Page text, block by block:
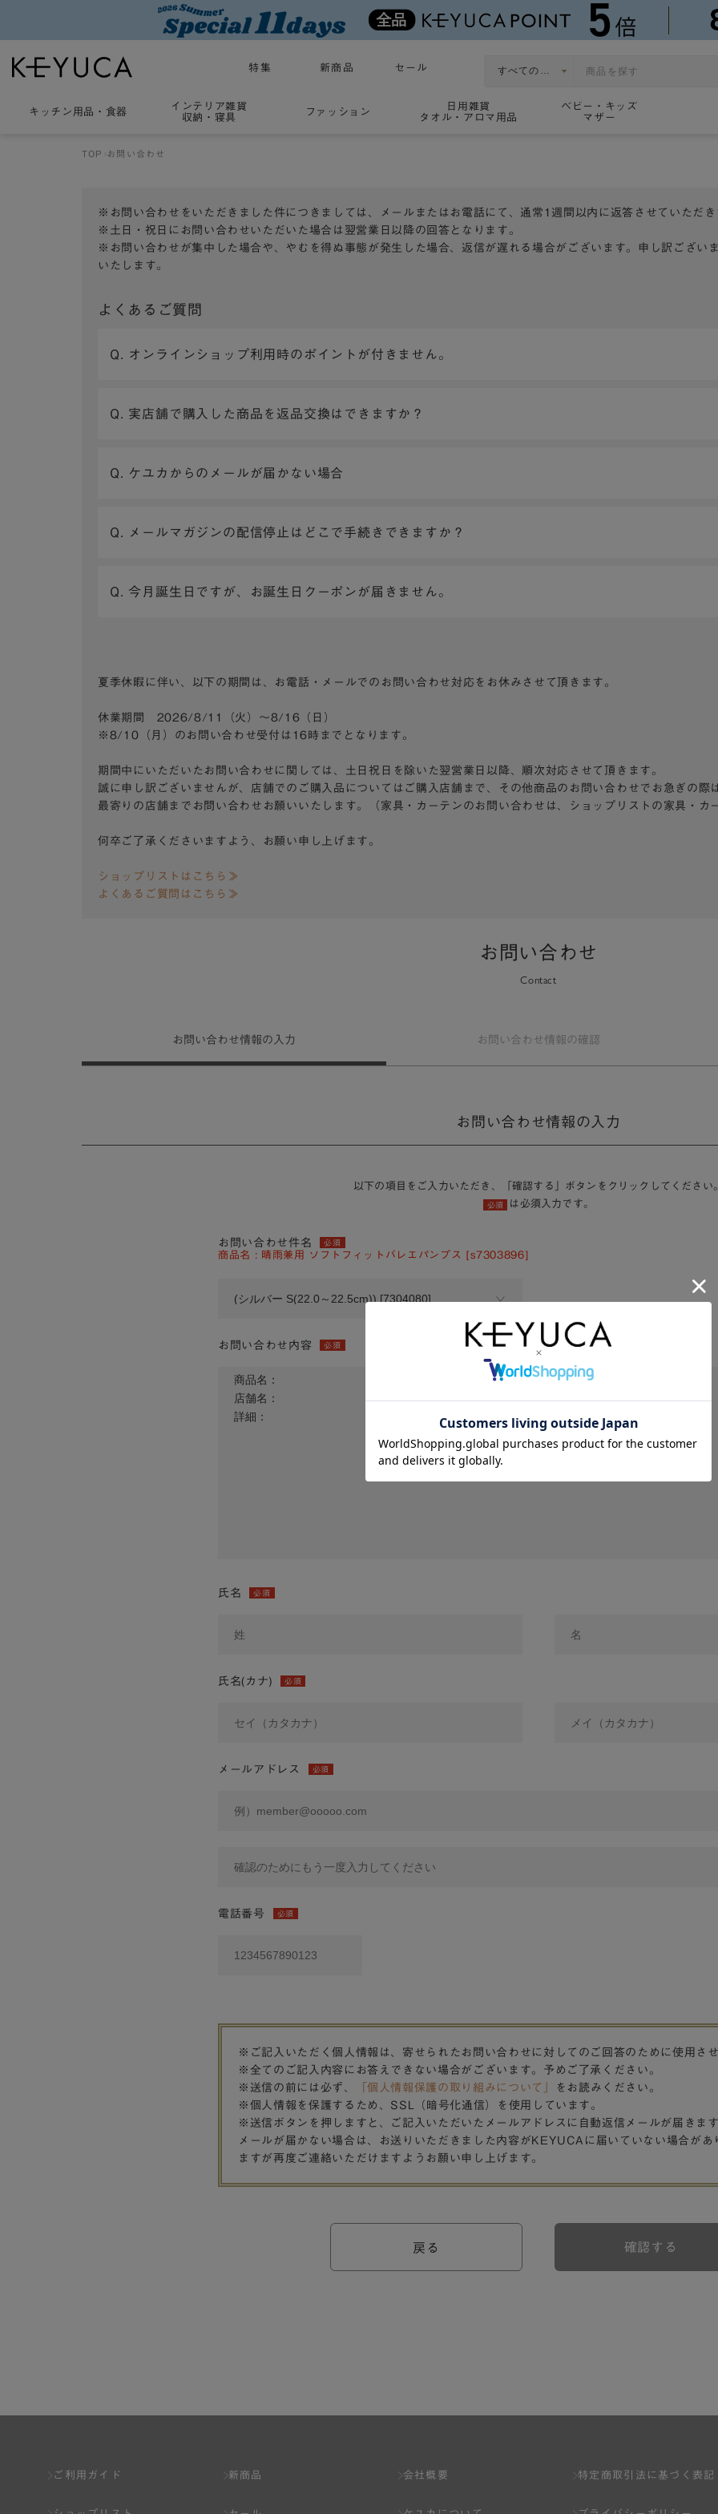
特集 新商品 セール
キッチン用品 ・ 食器
インテリア雑貨
収納・寝具
ファッション
日用雑貨
タオル・アロマ用品
ベビー・キッズ
マザー
TOP お問い合わせ
※お問い合わせをいただきました件につきましては、メールまたはお電話にて、通常1週間以内に返答させていただ
※土日・祝日にお問い合わせいただいた場合は翌営業日以降の回答となります。
※お問い合わせが集中した場合や、やむを得ぬ事態が発生した場合、返信が遅れる場合がございます。申し訳ござい
いたします。
よくあるご質問
Q. オンラインショップ利用時のポイントが付きません。
Q. 実店舗で購入した商品を返品交換はできますか？
Q. ケユカからのメールが届かない場合
Q. メールマガジンの配信停止はどこで手続きできますか？
Q. 今月誕生日ですが、お誕生日クーポンが届きません。
夏季休暇に伴い、以下の期間は、お電話・メールでのお問い合わせ対応をお休みさせて頂きます。
休業期間 2026/8/11（火）～8/16（日）
※8/10（月）のお問い合わせ受付は16時までとなります。
期間中にいただいたお問い合わせに関しては、土日祝日を除いた翌営業日以降、順次対応させて頂きます。
誠に申し訳ございませんが、店舗でのご購入品についてはご購入店舗まで、その他商品のお問い合わせでお急ぎの際
最寄りの店舗までお問い合わせお願いいたします。（家具・カーテンのお問い合わせは、ショップリストの家具・カ
何卒ご了承くださいますよう、お願い申し上げます。
ショップリストはこちら≫
よくあるご質問はこちら≫
お問い合わせ
Contact
お問い合わせ情報の入力 お問い合わせ 情報の確認
お問い合わせ情報の入力
以下の項目をご入力いただき、「確認する」ボタンをクリックしてください
必須 は必須入力です。
お問い合わせ件名 必須
商品名 : 晴雨兼用 ソフトフィットバレエパンプス [s7303896]
お問い合わせ内容 必須
氏名 必須
氏名(カナ) 必須
メールアドレス 必須
電話番号 必須
※ご記入いただく個人情報は、寄せられたお問い合わせに対してのご回答のために使用さ
※全てのご記入内容にお答えできない場合がございます。予めご了承ください。
※送信の前には必ず、
「個人情報保護の取り組みについて」
をお読みください。
※個人情報を保護するため、SSL（暗号化通信）を使用しています。
※送信ボタンを押しますと、ご記入いただいたメールアドレスに自動返信メールが届きま
メールが届かない場合は、お送りいただきました内容がKEYUCAに届いていない場合があ
ますが再度ご連絡いただけますようお願い申し上げます。
戻る 確認する
ご利用ガイド 新商品 会社概要 特定商取引法に基づく表記